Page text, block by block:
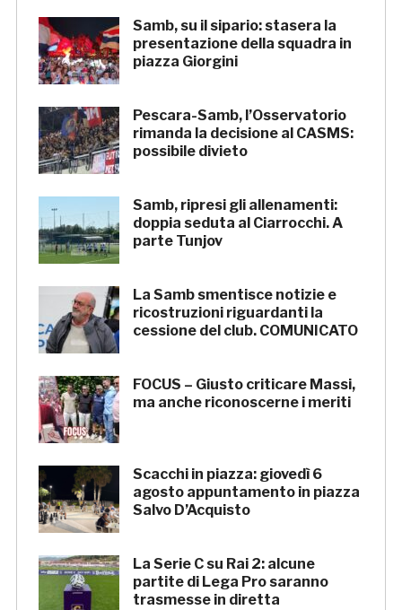
Samb, su il sipario: stasera la
presentazione della squadra in
piazza Giorgini
Pescara-Samb, l’Osservatorio
rimanda la decisione al CASMS:
possibile divieto
Samb, ripresi gli allenamenti:
doppia seduta al Ciarrocchi. A
parte Tunjov
La Samb smentisce notizie e
ricostruzioni riguardanti la
cessione del club. COMUNICATO
FOCUS – Giusto criticare Massi,
ma anche riconoscerne i meriti
Scacchi in piazza: giovedì 6
agosto appuntamento in piazza
Salvo D’Acquisto
La Serie C su Rai 2: alcune
partite di Lega Pro saranno
trasmesse in diretta